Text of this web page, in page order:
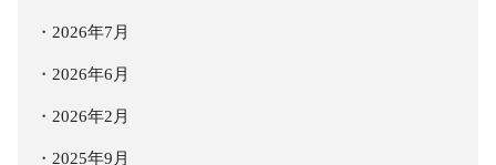
2026年7月
2026年6月
2026年2月
2025年9月